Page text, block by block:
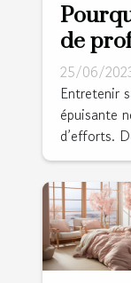
de
25/06/
Entretenir
épuisante
d’efforts.